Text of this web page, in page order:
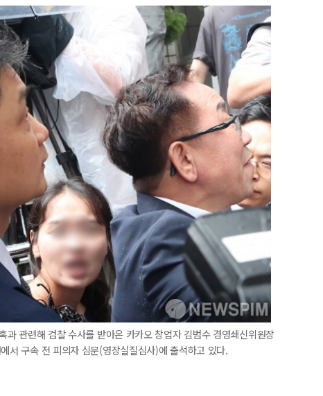
관련해 검찰 수사를 받아온 카카오 창업자 김범수 경영쇄신위원장
서 구속 전 피의자 심문(영장실질심사)에 출석하고 있다.